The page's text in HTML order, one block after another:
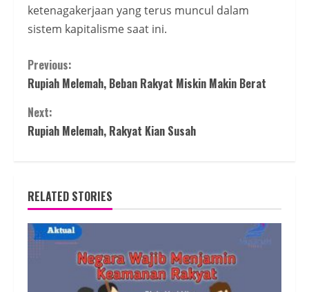
ketenagakerjaan yang terus muncul dalam
sistem kapitalisme saat ini.
Continue
Reading
Previous:
Rupiah Melemah, Beban Rakyat Miskin Makin Berat
Next:
Rupiah Melemah, Rakyat Kian Susah
RELATED STORIES